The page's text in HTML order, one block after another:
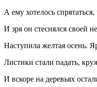
А ему хотелось
И зря он стеснялся своей
Наступила желтая осень.
Листики стали падать,
И вскоре на деревьях